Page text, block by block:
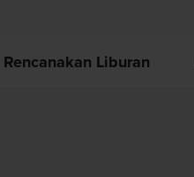
Rencanakan Liburan